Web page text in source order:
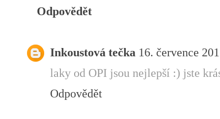
Odpovědět
Inkoustová tečka 16. července
laky od OPI jsou nejlepší :) jste
Odpovědět